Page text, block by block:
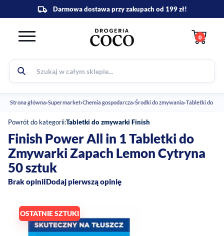
0
Strona główna›Supermarket›Chemia gospodarcza›Środki do zmywania›Tabletki do
OSTATNIE SZTUKI
Powrót do kategorii:Tabletki do zmywarki Finish
Finish Power All in 1 Tabletki do
Zmywarki Zapach Lemon Cytryna
50 sztuk
Brak opiniiDodaj pierwszą opinię